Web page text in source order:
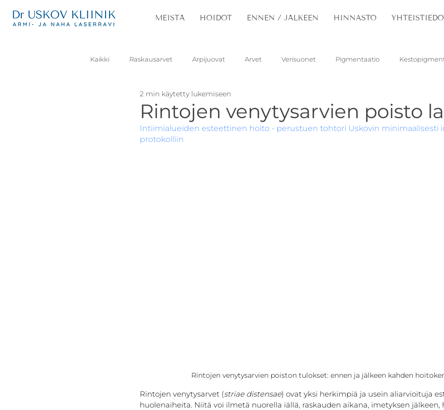
MEISTÄ HOIDOT ENNEN / JÄLKEEN HINNASTO
Kaikki Raskausarvet Arpijuovat Arvet Verisuonet Pigmentaatio
Ruusufinni Ksantelasma
Rintojen venytysarvien poisto
2 min käytetty lukemiseen
Intiimialueiden esteettinen hoito - perustuen tohtori Uskovin minimaalisesti
protokolliin
Rintojen venytysarvien poiston tulokset: ennen ja jälkeen kahden
Rintojen venytysarvet (striae distensae) ovat yksi herkimpiä ja usein aliarvioituja
huolenaiheita. Niitä voi ilmetä nuorella iällä, raskauden aikana, imetyksen jälkeen,